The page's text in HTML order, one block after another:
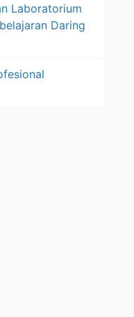
Laboratorium
Daring